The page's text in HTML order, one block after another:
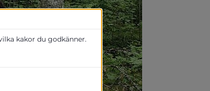
kakor du godkänner.